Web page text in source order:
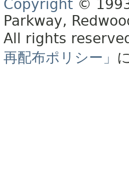
Copyright ©
Parkway,
All rights
再配布ポリシー」